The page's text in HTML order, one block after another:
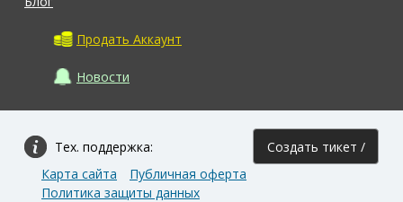
Продать Аккаунт
Новости
Тех. поддержка: Создать тикет /
Карта сайта
Публичная оферта
Политика защиты данных